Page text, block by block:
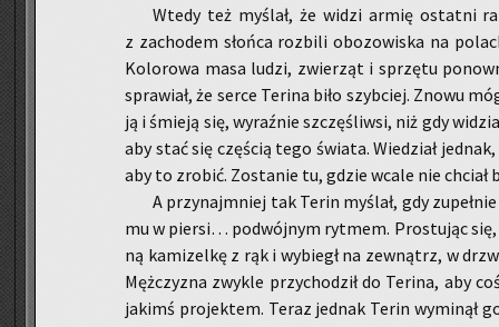
Wtedy też my­ślał, że widzi armię ostat­ni
z za­cho­dem słoń­ca roz­bi­li obo­zo­wi­ska na
Ko­lo­ro­wa masa ludzi, zwie­rząt i sprzę­tu
spra­wiał, że serce Te­ri­na biło szyb­ciej. Znowu
ją i śmie­ją się, wy­raź­nie szczę­śliw­si, niż gdy
aby stać się czę­ścią tego świa­ta. Wie­dział
aby to zro­bić. Zo­sta­nie tu, gdzie wcale nie chciał
A przy­naj­mniej tak Terin my­ślał, gdy
mu w pier­si… po­dwój­nym ryt­mem. Pro­stu­jąc się,
ną ka­mi­zel­kę z rąk i wy­biegł na ze­wnątrz, w
Męż­czy­zna zwy­kle przy­cho­dził do Te­ri­na, aby
ja­kimś pro­jek­tem. Teraz jed­nak Terin wy­mi­nął